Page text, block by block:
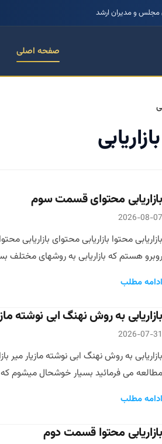
مجلس و مدیران ارشد
صفحه اصلی
بازاریابی محتوای قسمت سوم
2026-08-07
بازاریابی محتوا بازاریابی محتوای
روبرو هستم که بازاریابی به روشهای مختلف
ادامه مطلب
بازاریابی به روش نهنگ ابی نوشته
2026-07-31
بازاریابی به روش نهنگ ابی نوشته مازیار
مطالعه می فرمائید بسیار خوشحال میشوم که
ادامه مطلب
بازاریابی محتوا قسمت دوم